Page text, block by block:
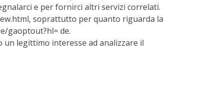
e per fornirci altri servizi correlati.
soprattutto per quanto riguarda la
gaoptout?hl= de.
un legittimo interesse ad analizzare il